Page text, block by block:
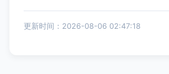
更新时间：2026-08-06 02:47:18